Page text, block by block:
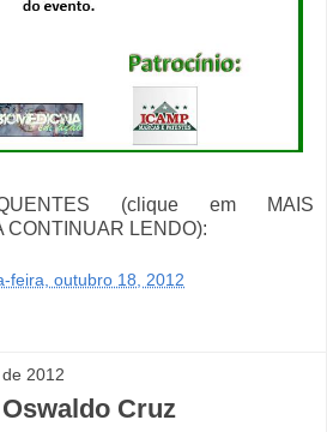
(clique em MAIS
CONTINUAR LENDO):
feira, outubro 18, 2012
2012
Cruz